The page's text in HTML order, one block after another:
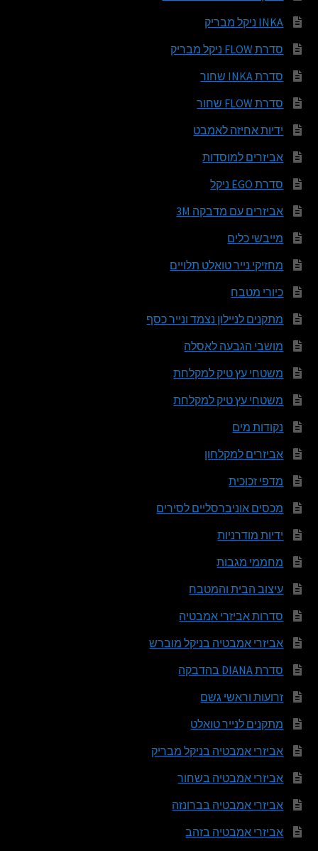
INKA ניקל מבריק
סדרת FLOW ניקל מבריק
סדרת INKA שחור
סדרת FLOW שחור
ידיות אחיזה לאמבט
אביזרים למוסדות
סדרת EGO ניקל
אביזרים עם מדבקה 3M
מייבשי כלים
מחזיקי נייר טואלט תלויים
כיורי מטבח
מתקנים לניילון נצמד ונייר כסף
מושבי הגבעה לאסלה
משטחי עץ טיק למקלחת
משטחי עץ טיק למקלחת
נקודות מים
אביזרים למקלחון
מדפי זכוכית
מכסים אוניברסליים לסירים
ידיות מודרניות
מחממי מגבות
עיצוב הבית והמטבח
סדרות אביזרי אמבטיה
אביזרי אמבטיה בניקל מוברש
סדרת DIANA בהדבקה
זרועות וראשי גשם
מתקנים לנייר טואלט
אביזרי אמבטיה בניקל מבריק
אביזרי אמבטיה בשחור
אביזרי אמבטיה בברונזה
אביזרי אמבטיה בזהב